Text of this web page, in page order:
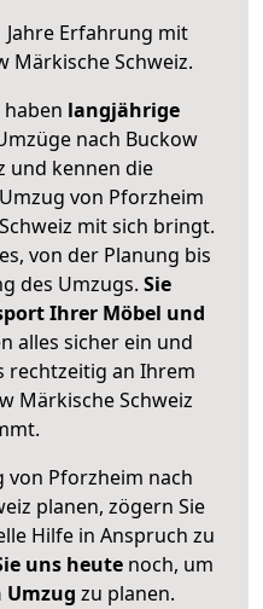
Jahre Erfahrung mit
Märkische Schweiz.
langjährige
nach Buckow
und kennen die
von Pforzheim
mit sich bringt.
von der Planung bis
des Umzugs. Sie
Ihrer Möbel und
alles sicher ein und
rechtzeitig an Ihrem
Märkische Schweiz
von Pforzheim nach
planen, zögern Sie
Hilfe in Anspruch zu
uns heutenoch, um
Umzug zu planen.